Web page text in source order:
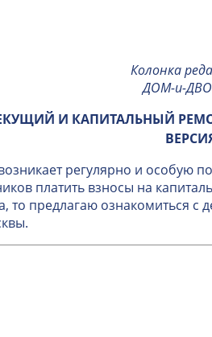
Колонка
ДОМ-и-
И КАПИТАЛЬНЫЙ
регулярно и особую
платить взносы на
то предлагаю ознакомиться